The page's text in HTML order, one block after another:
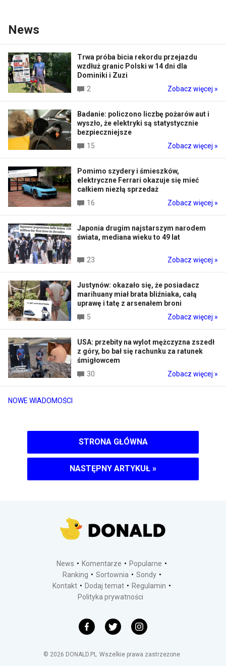
News
NOWE WIADOMOŚCI
Trwa próba bicia rekordu przejazdu
wzdłuż granic Polski w 14 dni dla
Dominiki i Zuzi
2
Zobacz więcej »
Badanie: policzono liczbę pożarów aut i
wyszło, że elektryki są statystycznie
bezpieczniejsze
15
Zobacz więcej »
Pomimo szydery i śmieszków,
elektryczne Ferrari okazuje się mieć
całkiem niezłą sprzedaż
16
Zobacz więcej »
Japonia drugim najstarszym narodem
świata, mediana wieku to 49 lat
23 Zobacz więcej »
Justynów: okazało się, że posiadacz
marihuany miał brata bliźniaka, całą
uprawę i tatę z arsenałem broni
5
Zobacz więcej »
USA: przebity na wylot mężczyzna zszedł
z góry, bo bał się rachunku za ratunek
śmigłowcem
30
Zobacz więcej »
STRONA GŁÓWNA
NASTĘPNY ARTYKUŁ »
News Komentarze
Popularne
Ranking
Sortownia
Sondy
Kontakt
Dodaj temat
Regulamin
Polityka prywatności
© 2026 DONALD.PL Wszelkie prawa zastrzeżone